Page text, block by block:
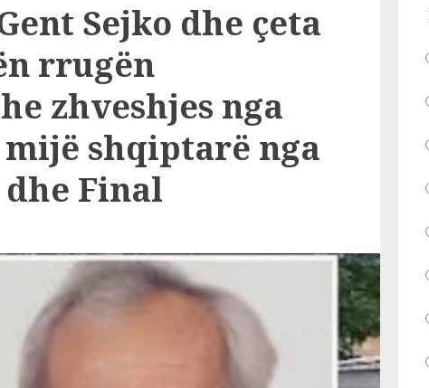
Sejko dhe çeta
rrugën
zhveshjes nga
shqiptarë nga
dhe Final